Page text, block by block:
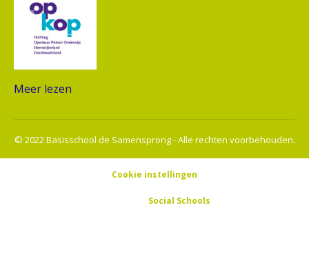
Meer lezen
© 2022 Basisschool de Samensprong - Alle rechten voorbehouden.
Cookie instellingen
Social Schools